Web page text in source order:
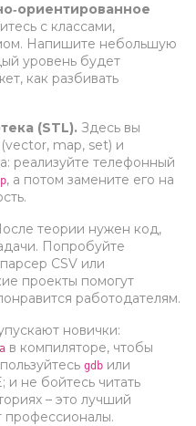
с классами,
Напишите небольшую
уровень будет
как разбивать
(STL). Здесь вы
map, set) и
реализуйте телефонный
, а потом замените его на
теории нужен код,
Попробуйте
CSV или
проекты помогут
работодателям.
новички:
в компиляторе, чтобы
gdb или
и не бойтесь читать
– это лучший
профессионалы.